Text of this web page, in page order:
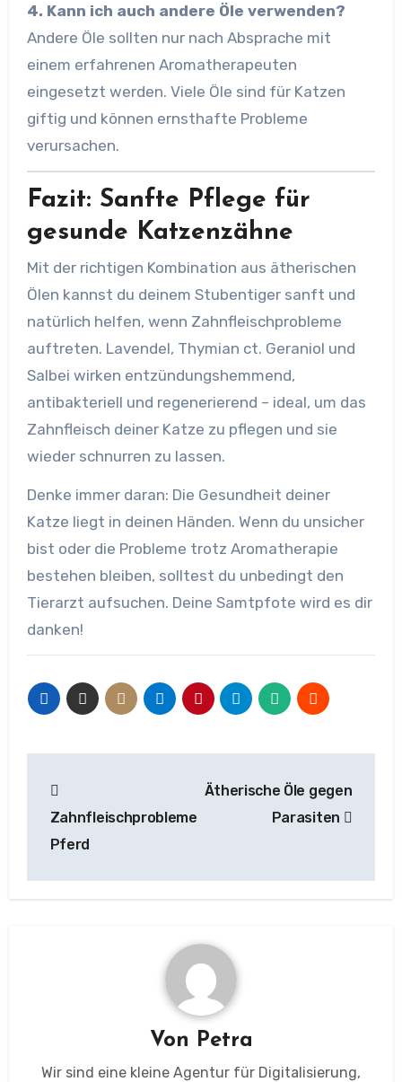
4. Kann ich auch andere Öle verwenden?
Andere Öle sollten nur nach Absprache mit
einem erfahrenen Aromatherapeuten
eingesetzt werden. Viele Öle sind für Katzen
giftig und können ernsthafte Probleme
verursachen.
Fazit: Sanfte Pflege für
gesunde Katzenzähne
Mit der richtigen Kombination aus ätherischen
Ölen kannst du deinem Stubentiger sanft und
natürlich helfen, wenn Zahnfleischprobleme
auftreten. Lavendel, Thymian ct. Geraniol und
Salbei wirken entzündungshemmend,
antibakteriell und regenerierend – ideal, um das
Zahnfleisch deiner Katze zu pflegen und sie
wieder schnurren zu lassen.
Denke immer daran: Die Gesundheit deiner
Katze liegt in deinen Händen. Wenn du unsicher
bist oder die Probleme trotz Aromatherapie
bestehen bleiben, solltest du unbedingt den
Tierarzt aufsuchen. Deine Samtpfote wird es dir
danken!
Zahnfleischprobleme
Pferd
Ätherische Öle gegen
Parasiten
Von Petra
Wir sind eine kleine Agentur für Digitalisierung,